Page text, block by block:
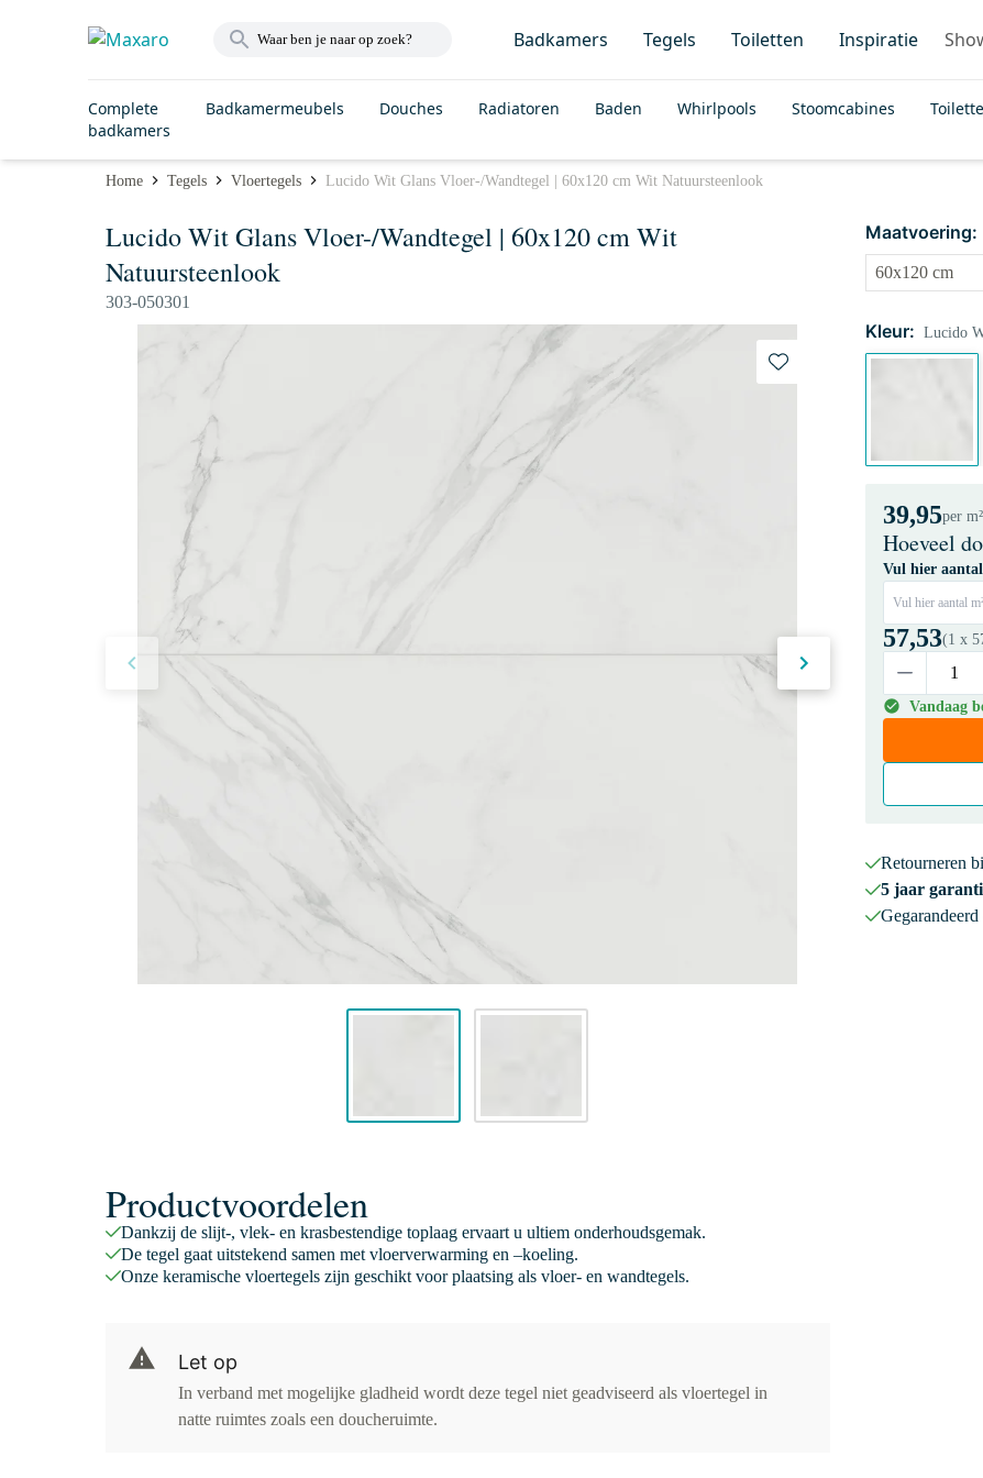
Badkamers Tegels Toiletten Inspiratie
Complete
badkamers
Badkamermeubels Douches Radiatoren Baden Whirlpools Stoomcabines
Home Tegels Vloertegels Lucido Wit Glans Vloer-/Wandtegel | 60x120 cm Wit Natuursteenlook
Lucido Wit Glans Vloer-/Wandtegel | 60x120 cm Wit
Natuursteenlook
303-050301
Maatvoering:
Kleur: Lucido
39,95per m²
Hoeveel
Vul hier
Vul hier aantal
57,53(1 x
Vandaag
Retourneren
5 jaar
Gegarandeerd
Productvoordelen
Dankzij de slijt-, vlek- en krasbestendige toplaag ervaart u ultiem onderhoudsgemak.
De tegel gaat uitstekend samen met vloerverwarming en –koeling.
Onze keramische vloertegels zijn geschikt voor plaatsing als vloer- en wandtegels.
Let op
In verband met mogelijke gladheid wordt deze tegel niet geadviseerd als vloertegel in
natte ruimtes zoals een doucheruimte.